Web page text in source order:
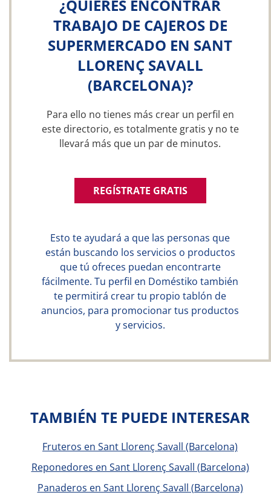
¿QUIERES ENCONTRAR
TRABAJO DE CAJEROS DE
SUPERMERCADO EN SANT
LLORENÇ SAVALL
(BARCELONA)?
Para ello no tienes más crear un perfil en
este directorio, es totalmente gratis y no te
llevará más que un par de minutos.
REGÍSTRATE GRATIS
Esto te ayudará a que las personas que
están buscando los servicios o productos
que tú ofreces puedan encontrarte
fácilmente. Tu perfil en Doméstiko también
te permitirá crear tu propio tablón de
anuncios, para promocionar tus productos
y servicios.
TAMBIÉN TE PUEDE INTERESAR
Fruteros en Sant Llorenç Savall (Barcelona)
Reponedores en Sant Llorenç Savall (Barcelona)
Panaderos en Sant Llorenç Savall (Barcelona)